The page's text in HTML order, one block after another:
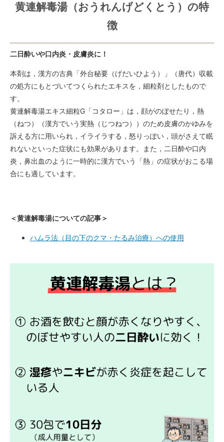
黄連解毒湯（おうれんげどくとう）の特
徴
二日酔いや口内炎・皮膚炎に！
本剤は，漢方の古典「外台秘要（げだいひよう）」（唐代）収載
の処方にもとづいてつくられたエキスを，細粒剤としたもので
す。
黄連解毒湯エキス細粒G「コタロー」は，顔がのぼせたり，熱
（ねつ）（漢方でいう実熱（じつねつ））のため皮膚のかゆみを
訴える方に用いられ，イライラする，怒りっぽい，頭がさえて眠
れないといった症状にも効果があります。また，二日酔や口内
炎，鼻出血のように一時的に漢方でいう「熱」の症状がおこる場
合にも適しています。
＜黄連解毒湯についての記事＞
ハムラ法（目の下のクマ・たるみ治療）への使用